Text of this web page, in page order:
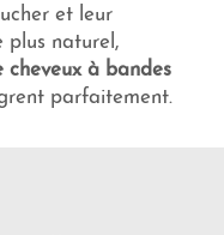
et leur
plus naturel,
cheveux à bandes
parfaitement.